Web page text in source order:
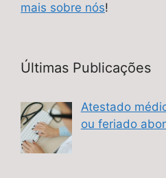
mais sobre nós!
Últimas Publicações
Atestado
ou feriado